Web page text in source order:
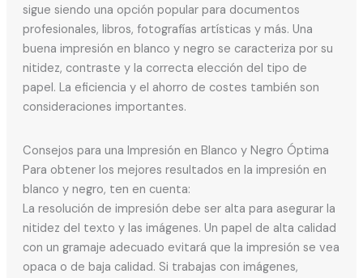
sigue siendo una opción popular para documentos
profesionales, libros, fotografías artísticas y más. Una
buena impresión en blanco y negro se caracteriza por su
nitidez, contraste y la correcta elección del tipo de
papel. La eficiencia y el ahorro de costes también son
consideraciones importantes.
Consejos para una Impresión en Blanco y Negro Óptima
Para obtener los mejores resultados en la impresión en
blanco y negro, ten en cuenta:
La resolución de impresión debe ser alta para asegurar la
nitidez del texto y las imágenes. Un papel de alta calidad
con un gramaje adecuado evitará que la impresión se vea
opaca o de baja calidad. Si trabajas con imágenes,